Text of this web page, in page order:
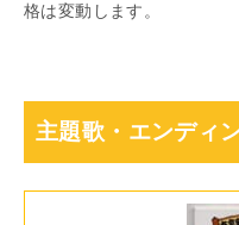
格は変動します。
主題歌・エンディ